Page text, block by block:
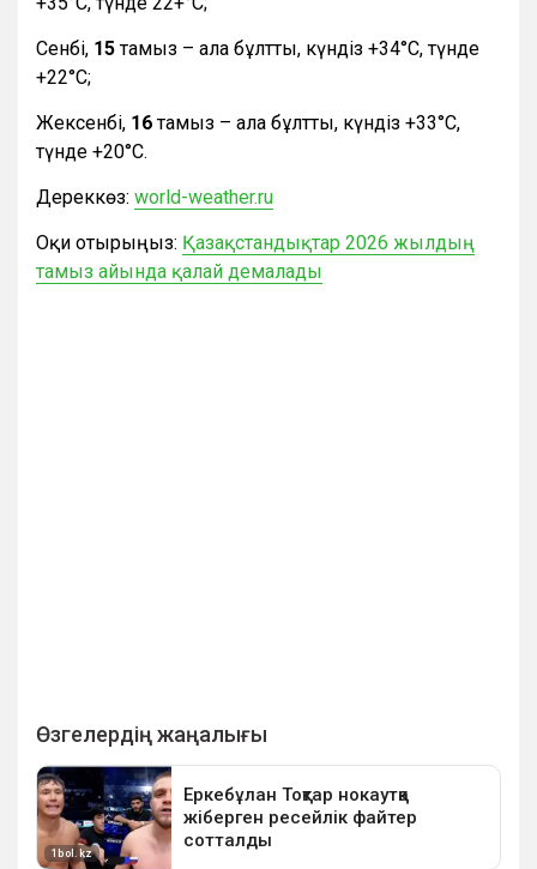
Сенбі, 15тамыз – ала бұлтты, күндіз +34°С, түнде
+22°С;
Жексенбі, 16тамыз – ала бұлтты, күндіз +33°С,
түнде +20°С.
Дереккөз: world-weather.ru
Оқи отырыңыз: Қазақстандықтар 2026 жылдың
тамыз айында қалай демалады